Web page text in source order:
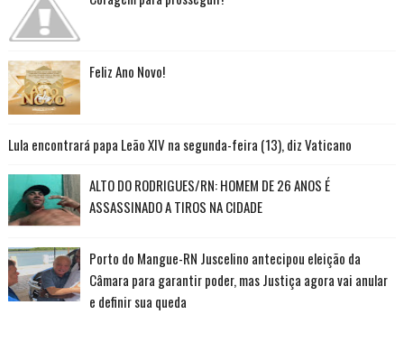
Feliz Ano Novo!
Lula encontrará papa Leão XIV na segunda-feira (13), diz Vaticano
ALTO DO RODRIGUES/RN: HOMEM DE 26 ANOS É
ASSASSINADO A TIROS NA CIDADE
Porto do Mangue-RN Juscelino antecipou eleição da
Câmara para garantir poder, mas Justiça agora vai anular
e definir sua queda